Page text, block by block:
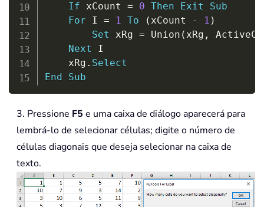
If xCount = 0 Then Exit
Sub
For I = 1 To ( xCount - 1 )
Set xRg = Union ( xRg ,
Next I
    xRg
. Select
End
Sub
3. Pressione F5 e uma caixa de diálogo aparecerá para
lembrá-lo de selecionar células; digite o número de
células diagonais que deseja selecionar na caixa de
texto.